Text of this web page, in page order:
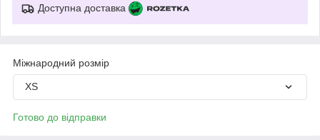
Доступна доставка
Міжнародний розмір
XS
Готово до відправки